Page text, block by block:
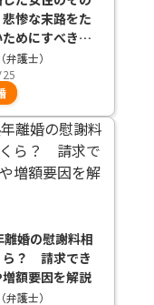
惨な末路をた
めにすべきこ
護士）
離婚の慰謝料相
ら？ 請求でき
額要因を解説
護士）